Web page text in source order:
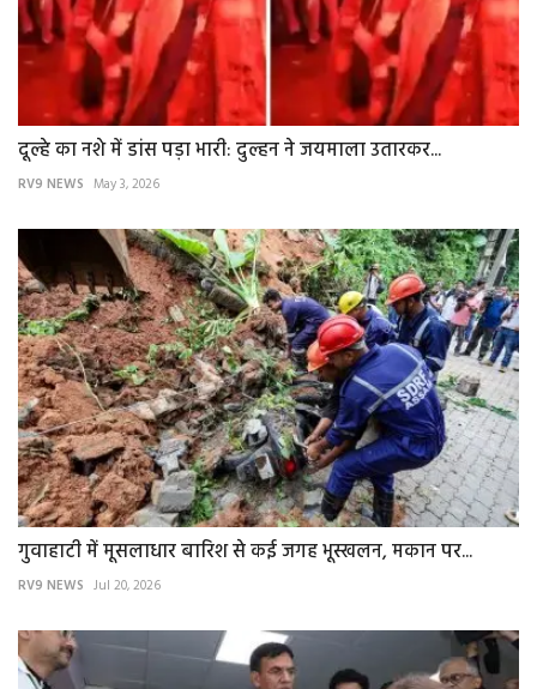
दूल्हे का नशे में डांस पड़ा भारी: दुल्हन ने जयमाला उतारकर...
RV9 NEWS May 3, 2026
गुवाहाटी में मूसलाधार बारिश से कई जगह भूस्खलन, मकान पर...
RV9 NEWS Jul 20, 2026